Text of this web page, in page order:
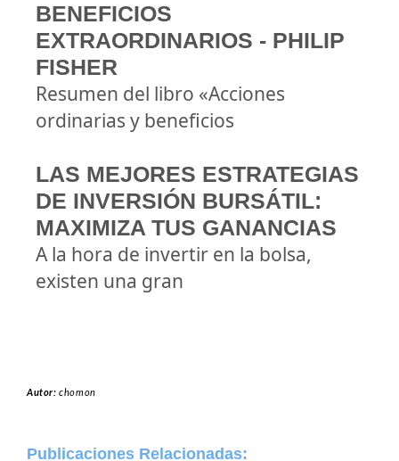
BENEFICIOS
EXTRAORDINARIOS - PHILIP
FISHER
Resumen del libro «Acciones
ordinarias y beneficios
LAS MEJORES ESTRATEGIAS
DE INVERSIÓN BURSÁTIL:
MAXIMIZA TUS GANANCIAS
A la hora de invertir en la bolsa,
existen una gran
Autor:chomon
Publicaciones Relacionadas: